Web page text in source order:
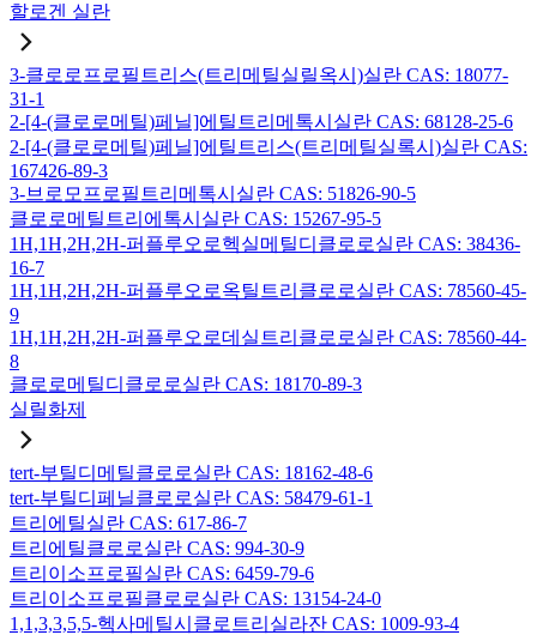
할로겐 실란
3-클로로프로필트리스(트리메틸실릴옥시)실란 CAS: 18077-
31-1
2-[4-(클로로메틸)페닐]에틸트리메톡시실란 CAS: 68128-25-6
2-[4-(클로로메틸)페닐]에틸트리스(트리메틸실록시)실란 CAS:
167426-89-3
3-브로모프로필트리메톡시실란 CAS: 51826-90-5
클로로메틸트리에톡시실란 CAS: 15267-95-5
1H,1H,2H,2H-퍼플루오로헥실메틸디클로로실란 CAS: 38436-
16-7
1H,1H,2H,2H-퍼플루오로옥틸트리클로로실란 CAS: 78560-45-
9
1H,1H,2H,2H-퍼플루오로데실트리클로로실란 CAS: 78560-44-
8
클로로메틸디클로로실란 CAS: 18170-89-3
실릴화제
tert-부틸디메틸클로로실란 CAS: 18162-48-6
tert-부틸디페닐클로로실란 CAS: 58479-61-1
트리에틸실란 CAS: 617-86-7
트리에틸클로로실란 CAS: 994-30-9
트리이소프로필실란 CAS: 6459-79-6
트리이소프로필클로로실란 CAS: 13154-24-0
1,1,3,3,5,5-헥사메틸시클로트리실라잔 CAS: 1009-93-4